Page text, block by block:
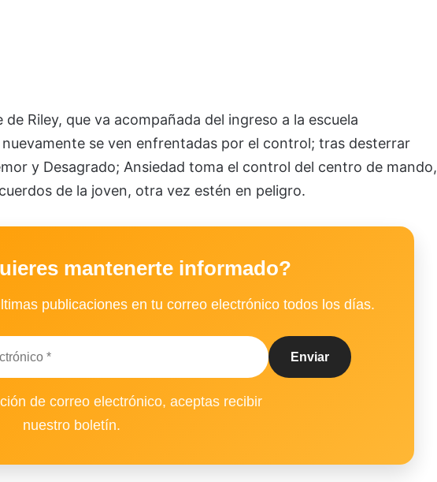
Riley, que va acompañada del ingreso a la escuela
se ven enfrentadas por el control; tras desterrar
y Desagrado; Ansiedad toma el control del centro de mando,
de la joven, otra vez estén en peligro.
mantenerte informado?
publicaciones en tu correo electrónico todos los días.
de correo electrónico, aceptas recibir
nuestro boletín.